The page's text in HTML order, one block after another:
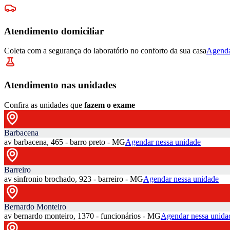
Atendimento domiciliar
Coleta com a segurança do laboratório no conforto da sua casa
Atendimento nas unidades
Confira as unidades que fazem o exame
Barbacena
av barbacena, 465 - barro preto - MGAgendar nessa unidade
Barreiro
av sinfronio brochado, 923 - barreiro - MGAgendar nessa unidade
Bernardo Monteiro
av bernardo monteiro, 1370 - funcionários - MGAgendar nessa